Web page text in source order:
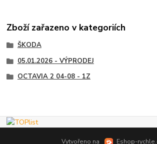
Zboží zařazeno v kategoriích
ŠKODA
05.01.2026 - VÝPRODEJ
OCTAVIA 2 04-08 - 1Z
Vytvořeno na Eshop-